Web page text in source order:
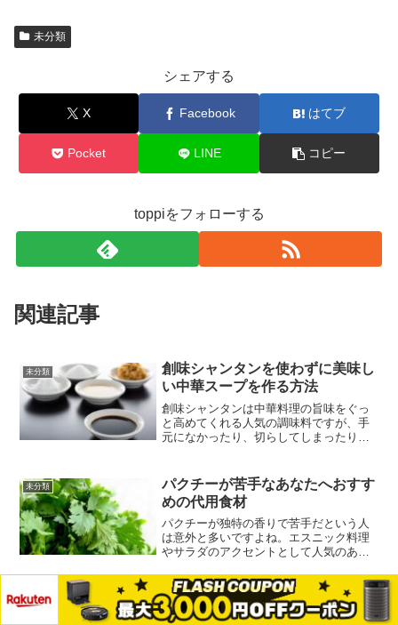
未分類
シェアする
X Facebook はてブ
Pocket LINE コピー
toppiをフォローする
関連記事
未分類
創味シャンタンを使わずに美味し
い中華スープを作る方法
創味シャンタンは中華料理の旨味をぐっ
と高めてくれる人気の調味料ですが、手
元になかったり、切らしてしまったりす
やコンソメなどを上手に使って、創味シ
ャンタンと同等の風味を引...
未分類
パクチーが苦手なあなたへおすす
めの代用食材
パクチーが独特の香りで苦手だという人
は意外と多いですよね。エスニック料理
やサラダのアクセントとして人気のある
も美味しさを感じにくいものなんです。
しかし、パクチーの代わりになる食材を
上手に使えば、料理の風味...
未分類
黒蜜はどこにある？スーパーの売
り場を徹底解説！イオン・業務ス
ホーム 検索 トップ サイドバー